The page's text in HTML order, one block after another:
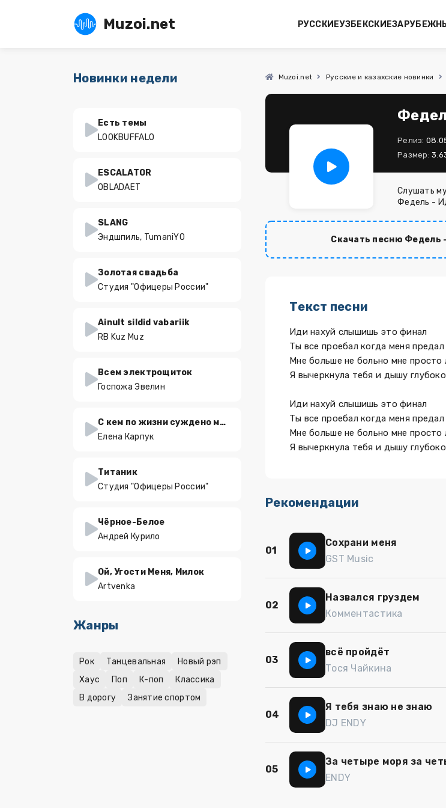
Muzoi.net РУССКИЕУЗБЕКСКИЕ
Muzoi.net Русские и казахские новинки
Релиз:
Размер:
Слушать
Федель -
Скачать песню Федель
Текст песни
Иди нахуй слышишь это финал
Ты все проебал когда меня предал
Мне больше не больно мне просто
Я вычеркнула тебя и дышу глубоко
Иди нахуй слышишь это финал
Ты все проебал когда меня предал
Мне больше не больно мне просто
Я вычеркнула тебя и дышу глубоко
Рекомендации
01
Сохрани меня
GST Music
02
Назвался груздем
Комментастика
03
всё пройдёт
Тося Чайкина
04
Я тебя знаю не знаю
DJ ENDY
05
За четыре моря за
ENDY
Новинки недели
Есть темы
LOOKBUFFALO
ESCALATOR
OBLADAET
SLANG
Эндшпиль, TumaniYO
Золотая свадьба
Студия "Офицеры России"
Ainult sildid vabariik
RB Kuz Muz
Всем электрощиток
Госпожа Эвелин
С кем по жизни суждено мне быть
Елена Карпук
Титаник
Студия "Офицеры России"
Чёрное-Белое
Андрей Курило
Ой, Угости Меня, Милок
Artvenka
Жанры
Рок Танцевальная
Новый рэп
Хаус
Поп К-поп
Классика
В дорогу
Занятие спортом